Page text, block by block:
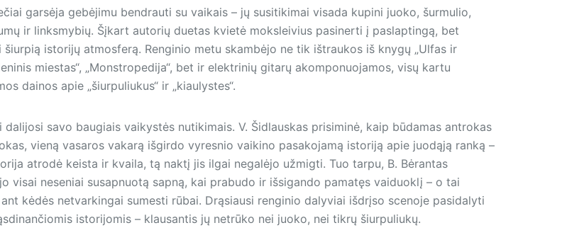
garsėja gebėjimu bendrauti su vaikais – jų susitikimai visada kupini juoko, šurmulio,
ir linksmybių. Šįkart autorių duetas kvietė moksleivius pasinerti į paslaptingą, bet
šiurpią istorijų atmosferą. Renginio metu skambėjo ne tik ištraukos iš knygų „Ulfas ir
miestas“, „Monstropedija“, bet ir elektrinių gitarų akomponuojamos, visų kartu
dainos apie „šiurpuliukus“ ir „kiaulystes“.
dalijosi savo bau­giais vaikystės nutikimais. V. Šidlauskas prisiminė, kaip būdamas antrokas
vieną vasaros vakarą išgirdo vyresnio vaikino pasakojamą istoriją apie juodąją ranką –
atrodė keista ir kvaila, tą naktį jis ilgai negalėjo užmigti. Tuo tarpu, B. Bėrantas
visai neseniai susapnuotą sapną, kai prabudo ir išsigando pamatęs vaiduoklį – o tai
kėdės netvarkingai sumesti rūbai. Drąsiausi renginio dalyviai išdrįso scenoje pasidalyti
istorijomis – klausantis jų netrūko nei juoko, nei tikrų šiurpuliukų.